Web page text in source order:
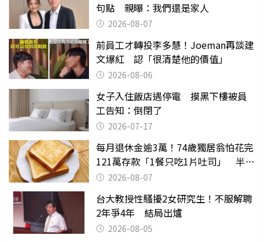
句點 親曝：我們還是家人
2026-08-07
前員工才轉投李多慧！Joeman再談建
文爆紅 認「很清楚他的價值」
2026-08-06
女子入住飯店遇停電 摸黑下樓被員
工告知：倒閉了
2026-07-17
每月退休金逾3萬！74歲獨居翁怕花完
121萬存款「1餐只吃1片吐司」 半年
後暴瘦嚇壞女兒
2026-08-07
台大教授性騷擾2女研究生！不服解聘
2年爭4年 結局出爐
2026-08-05